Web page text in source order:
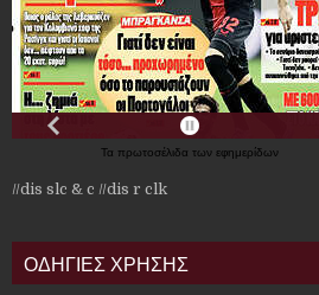
Τα πρωτοσέλιδα των εφημερίδων
//dis slc & c //dis r clk
ΟΔΗΓΙΕΣ ΧΡΗΣΗΣ